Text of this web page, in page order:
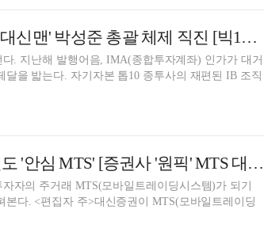
대신증권, 초대형IB 목표…'대신맨' 박성준 총괄 체제 직진 [빅10 증권사 IB 人사이드 (9)]
. 지난해 발행어음, IMA(종합투자계좌) 인가가 대거
을 밟는다. 자기자본 톱10 종투사의 재편된 IB 조직
대신증권, 금융사기 예방 선도 '안심 MTS' [증권사 '원픽' MTS 대전]
자의 주거래 MTS(모바일트레이딩시스템)가 되기
다. <편집자 주>대신증권이 MTS(모바일트레이딩